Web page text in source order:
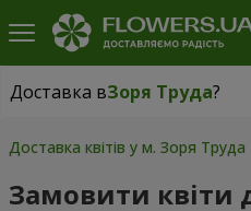
Доставка вЗоря Труда?
Доставка вЗоря Труда|
Доставка квітів у м. Зоря Труда
Замовити квіти